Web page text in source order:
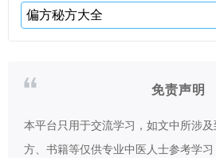
免责声明
本平台只用于交流学习，如文中所涉
方、书籍等仅供专业中医人士参考学